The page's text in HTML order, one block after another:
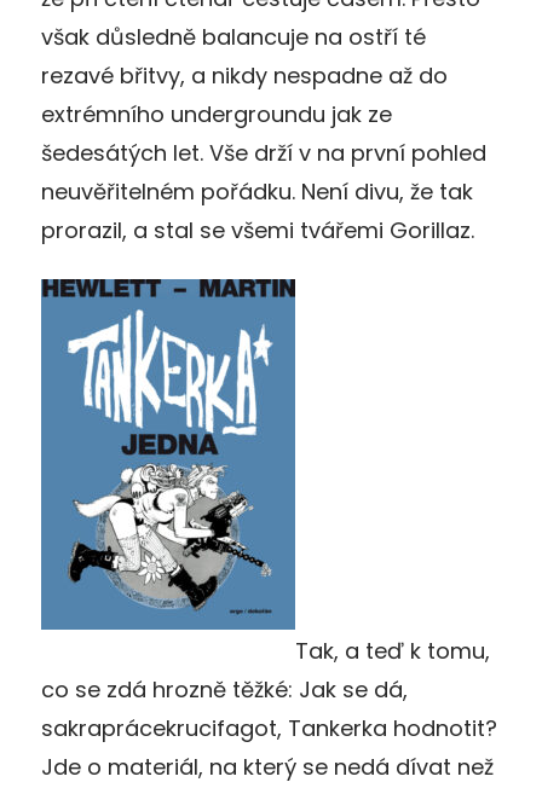
však důsledně balancuje na ostří té
rezavé břitvy, a nikdy nespadne až do
extrémního undergroundu jak ze
šedesátých let. Vše drží v na první pohled
neuvěřitelném pořádku. Není divu, že tak
prorazil, a stal se všemi tvářemi Gorillaz.
Tak, a teď k tomu,
co se zdá hrozně těžké: Jak se dá,
sakraprácekrucifagot, Tankerka hodnotit?
Jde o materiál, na který se nedá dívat než